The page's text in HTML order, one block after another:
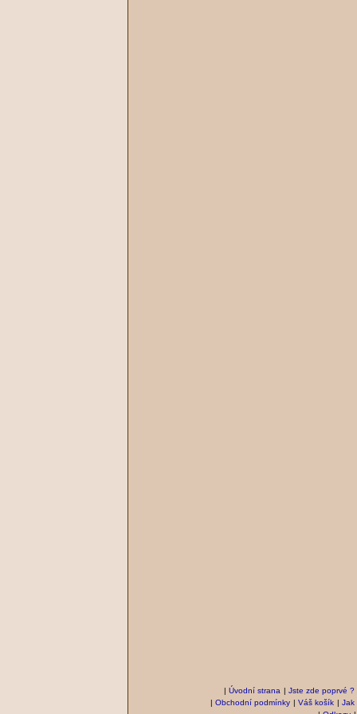
| Úvodní strana | Jste zde poprvé ?
| Obchodní podmínky | Váš košík | Jak